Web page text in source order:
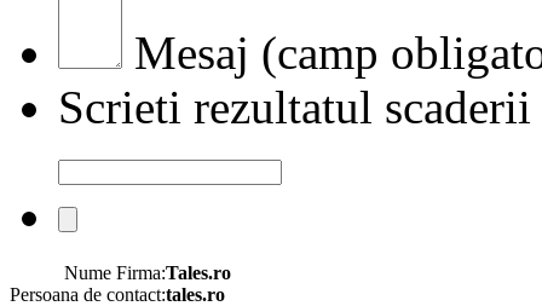
Mesaj (camp
Scrieti rezultatul scaderii
Nume Firma:Tales.ro
Persoana de contact:tales.ro